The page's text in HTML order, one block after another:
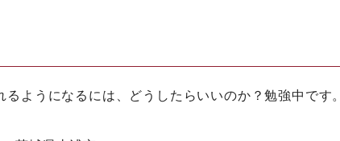
ようになるには、どうしたらいいのか？勉強中です。